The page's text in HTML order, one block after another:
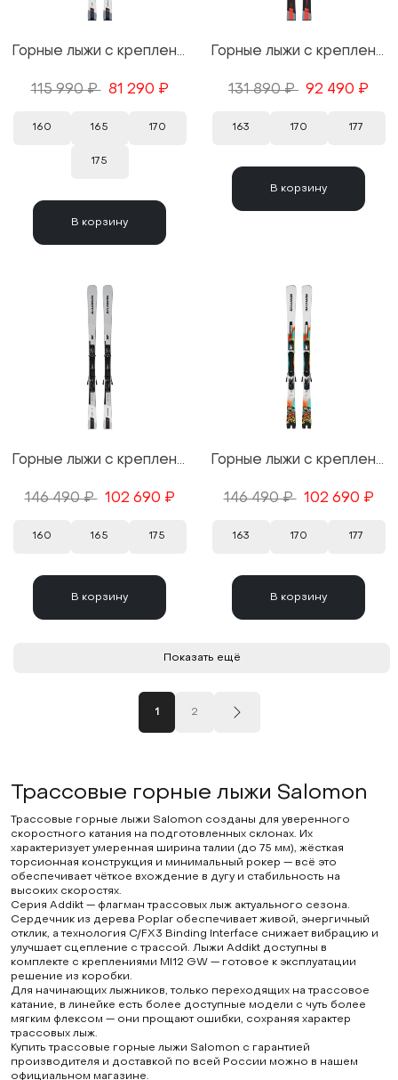
Горные лыжи с креплениями Salomon S/Max 10 + M11 GW 25/26
115 990 ₽ 81 290 ₽
160 165 170
175
В корзину
Горные лыжи с креплениями Salomon S/Max 10 XT + MI12 GW 25/26
131 890 ₽ 92 490 ₽
163 170 177
В корзину
Горные лыжи с креплениями Salomon S/Max 12 + MI12 GW 25/26
146 490 ₽ 102 690 ₽
160 165 175
В корзину
Горные лыжи с креплениями Salomon Addikt Pro 76 + MI12 GW 25/26
146 490 ₽ 102 690 ₽
163 170 177
В корзину
Показать ещё
1 2
Трассовые горные лыжи Salomon
Трассовые горные лыжи Salomon созданы для уверенного
скоростного катания на подготовленных склонах. Их
характеризует умеренная ширина талии (до 75 мм), жёсткая
торсионная конструкция и минимальный рокер — всё это
обеспечивает чёткое вхождение в дугу и стабильность на
высоких скоростях.
Серия Addikt — флагман трассовых лыж актуального сезона.
Сердечник из дерева Poplar обеспечивает живой, энергичный
отклик, а технология C/FX3 Binding Interface снижает вибрацию и
улучшает сцепление с трассой. Лыжи Addikt доступны в
комплекте с креплениями MI12 GW — готовое к эксплуатации
решение из коробки.
Для начинающих лыжников, только переходящих на трассовое
катание, в линейке есть более доступные модели с чуть более
мягким флексом — они прощают ошибки, сохраняя характер
трассовых лыж.
Купить трассовые горные лыжи Salomon с гарантией
производителя и доставкой по всей России можно в нашем
официальном магазине.